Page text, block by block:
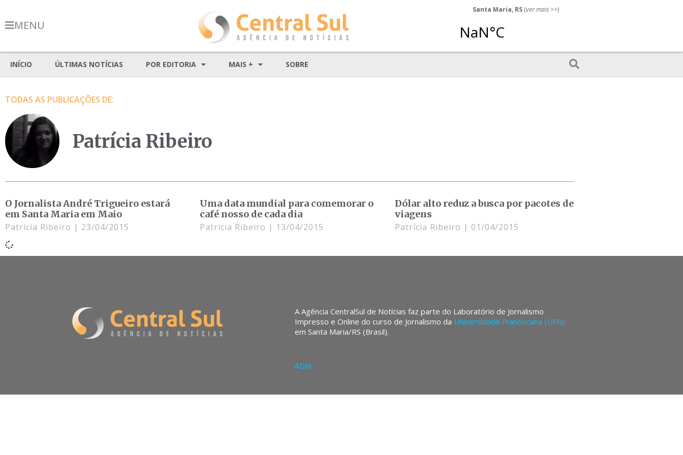
MENU
Santa Maria, RS (ver mais >>)
INÍCIO ÚLTIMAS NOTÍCIAS POR EDITORIA MAIS + SOBRE
TODAS AS PUBLICAÇÕES DE:
Patrícia Ribeiro
O Jornalista André Trigueiro estará
em Santa Maria em Maio
Patrícia Ribeiro 23/04/2015
Uma data mundial para comemorar o
café nosso de cada dia
Patrícia Ribeiro 13/04/2015
Dólar alto reduz a busca por pacotes de
viagens
Patrícia Ribeiro 01/04/2015
A Agência CentralSul de Notícias faz parte do Laboratório de Jornalismo
Impresso e Online do curso de Jornalismo da Universidade Franciscana (UFN)
em Santa Maria/RS (Brasil).
ADM